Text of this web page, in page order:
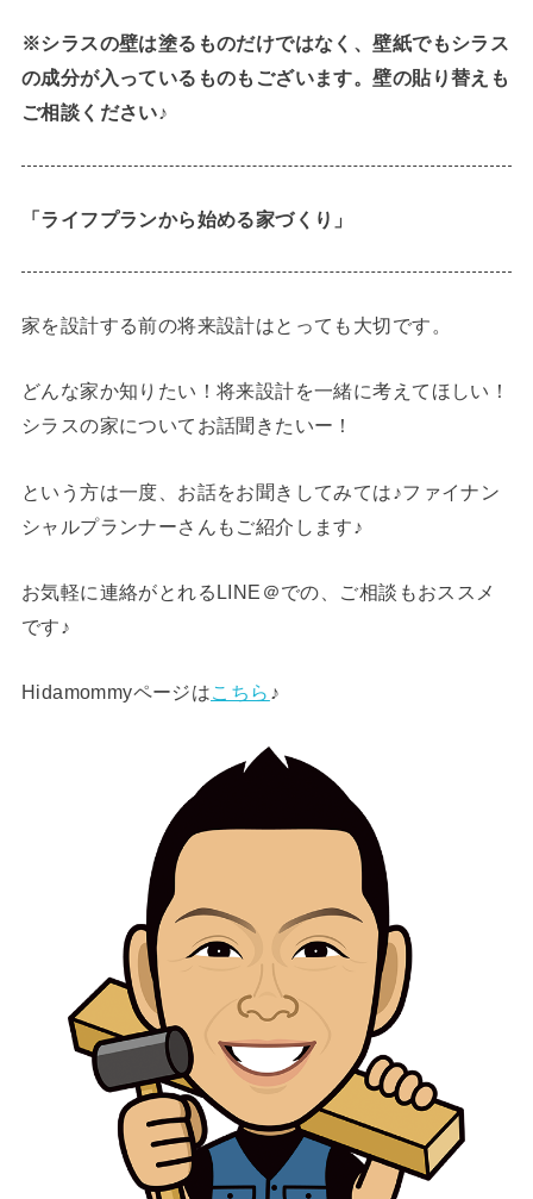
※シラスの壁は塗るものだけではなく、壁紙でもシラス
の成分が入っているものもございます。壁の貼り替えも
ご相談ください♪
「ライフプランから始める家づくり」
家を設計する前の将来設計はとっても大切です。
どんな家か知りたい！将来設計を一緒に考えてほしい！
シラスの家についてお話聞きたいー！
という方は一度、お話をお聞きしてみては♪ファイナン
シャルプランナーさんもご紹介します♪
お気軽に連絡がとれるLINE＠での、ご相談もおススメ
です♪
Hidamommyページはこちら ♪